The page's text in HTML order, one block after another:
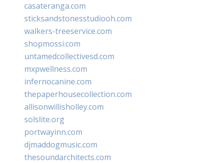
casateranga.com
sticksandstonesstudiooh.com
walkers-treeservice.com
shopmossi.com
untamedcollectivesd.com
mxpwellness.com
infernocanine.com
thepaperhousecollection.com
allisonwillisholley.com
solslite.org
portwayinn.com
djmaddogmusic.com
thesoundarchitects.com